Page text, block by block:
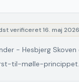
verificeret16. maj 2026
- Hesbjerg
til-mølle-princippet.